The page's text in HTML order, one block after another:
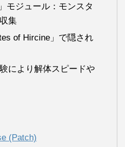
モジュール：モンスタ
集
of Hircine」で隠され
により解体スピードや
(Patch)